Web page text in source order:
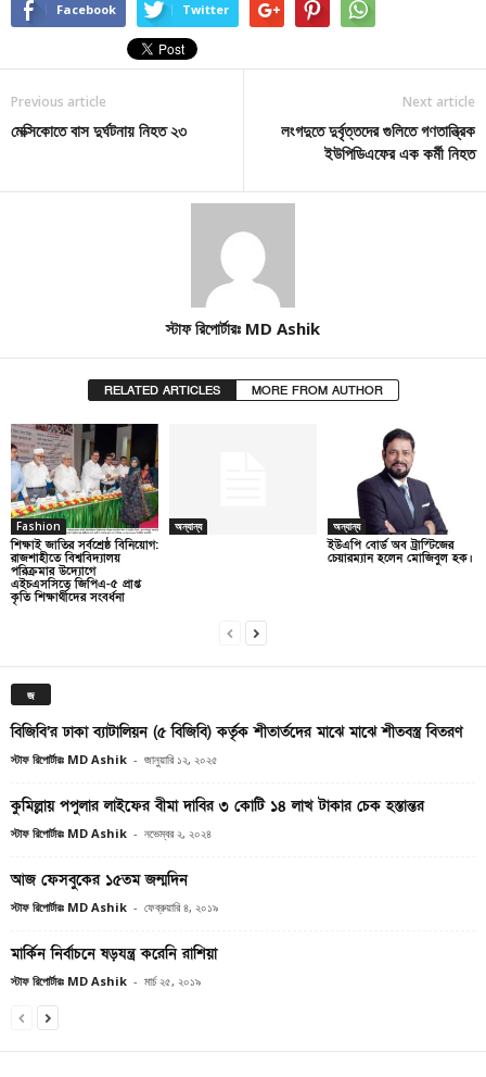
Facebook Twitter
Previous article
মেক্সিকোতে বাস দুর্ঘটনায় নিহত ২৩
Next article
লংগদুতে দুর্বৃত্তদের গুলিতে গণতান্ত্রিক
ইউপিডিএফের এক কর্মী নিহত
স্টাফ রিপোর্টারঃ MD Ashik
RELATED ARTICLES MORE FROM AUTHOR
Fashion
শিক্ষাই জাতির সর্বশ্রেষ্ঠ বিনিয়োগ:
রাজশাহীতে বিশ্ববিদ্যালয়
পরিক্রমার উদ্যোগে
এইচএসসিতে জিপিএ-৫ প্রাপ্ত
কৃতি শিক্ষার্থীদের সংবর্ধনা
অন্যান্য অন্যান্য
ইউএপি বোর্ড অব ট্রাস্টিজের
চেয়ারম্যান হলেন মোজিবুল হক।
জ
বিজিবি’র ঢাকা ব্যাটালিয়ন (৫ বিজিবি) কর্তৃক শীতার্তদের মাঝে মাঝে শীতবস্ত্র বিতরণ
স্টাফ রিপোর্টারঃ MD Ashik - জানুয়ারি ১২, ২০২৫
কুমিল্লায় পপুলার লাইফের বীমা দাবির ৩ কোটি ১৪ লাখ টাকার চেক হস্তান্তর
স্টাফ রিপোর্টারঃ MD Ashik - নভেম্বর ২, ২০২৪
আজ ফেসবুকের ১৫তম জন্মদিন
স্টাফ রিপোর্টারঃ MD Ashik - ফেব্রুয়ারি ৪, ২০১৯
মার্কিন নির্বাচনে ষড়যন্ত্র করেনি রাশিয়া
স্টাফ রিপোর্টারঃ MD Ashik - মার্চ ২৫, ২০১৯